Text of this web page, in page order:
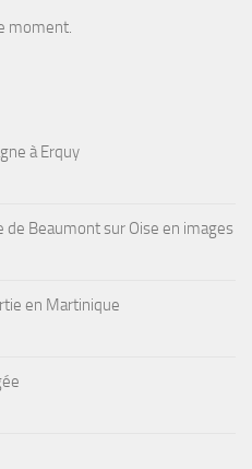
moment.
à Erquy
de Beaumont sur Oise en images
en Martinique